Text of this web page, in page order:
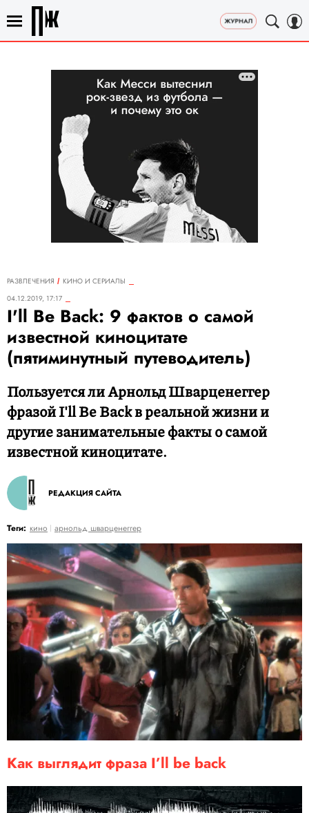
РАЗВЛЕЧЕНИЯ
КИНО И СЕРИАЛЫ
04.12.2019, 17:17
I'll Be Back: 9 фактов о самой
известной киноцитате
(пятиминутный путеводитель)
Пользуется ли Арнольд Шварценеггер
фразой I'll Be Back в реальной жизни и
другие занимательные факты о самой
известной киноцитате.
РЕДАКЦИЯ САЙТА
Теги: кино арнольд шварценеггер
Как выглядит фраза I’ll be back